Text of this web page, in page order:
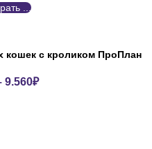
...
кошек с кроликом ПроПлан
9.560₽